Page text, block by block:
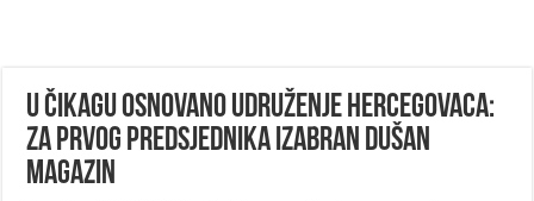
U ČIKAGU OSNOVANO UDRUŽENJE HERCEGOVACA:
Za prvog predsjednika izabran Dušan
Magazin